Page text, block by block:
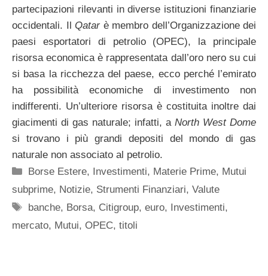
partecipazioni rilevanti in diverse istituzioni finanziarie
occidentali. Il Qatarè membro dell’Organizzazione dei
paesi esportatori di petrolio (OPEC), la principale
risorsa economica è rappresentata dall’oro nero su cui
si basa la ricchezza del paese, ecco perché l’emirato
ha possibilità economiche di investimento non
indifferenti. Un’ulteriore risorsa è costituita inoltre dai
giacimenti di gas naturale; infatti, a North West Dome
si trovano i più grandi depositi del mondo di gas
naturale non associato al petrolio.
Categorie
Borse Estere, Investimenti, Materie Prime, Mutui
subprime, Notizie, Strumenti Finanziari, Valute
Tag
banche, Borsa, Citigroup,euro, Investimenti,
mercato, Mutui, OPEC, titoli